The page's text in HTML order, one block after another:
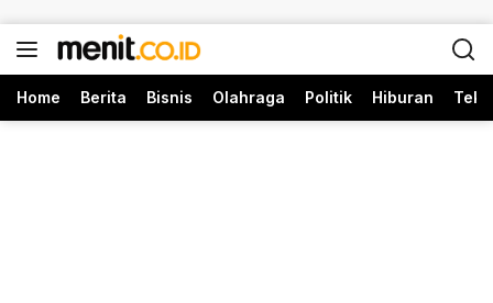
Home Berita Bisnis Olahraga Politik Hiburan